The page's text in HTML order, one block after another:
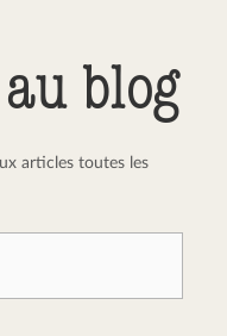
blog
articles toutes les